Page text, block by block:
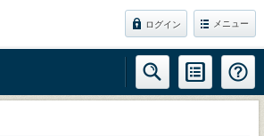
ログイン メニュー